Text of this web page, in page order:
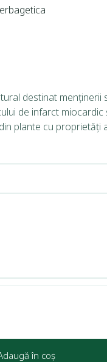
destinat menținerii
de infarct miocardic
plante cu proprietăți
în coș